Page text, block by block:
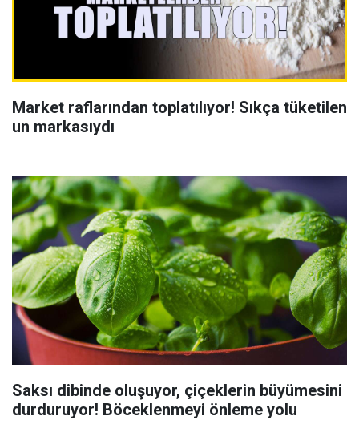
Market raflarından toplatılıyor! Sıkça tüketilen
un markasıydı
Saksı dibinde oluşuyor, çiçeklerin büyümesini
durduruyor! Böceklenmeyi önleme yolu